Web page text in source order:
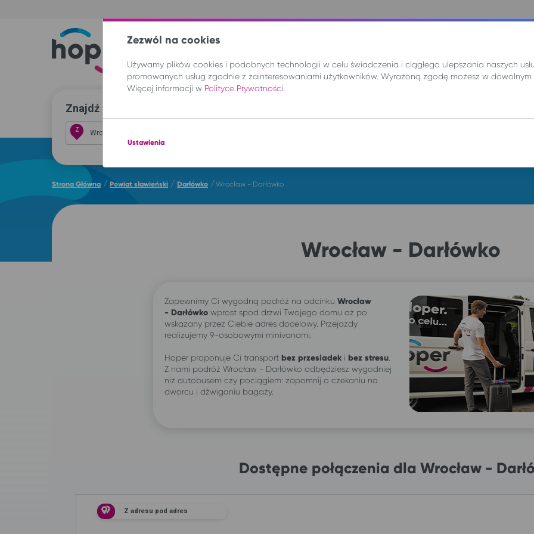
Znajdź przejazd i kup bilet
Z
Strona Główna / Powiat sławieński / Darłówko /Wrocław - Darłówko
Wrocław - Darłówko
Zapewnimy Ci wygodną podróż na odcinku Wrocław
- Darłówko wprost spod drzwi Twojego domu aż po
wskazany przez Ciebie adres docelowy. Przejazdy
realizujemy 9-osobowymi minivanami.
Hoper proponuje Ci transport bez przesiadek i bez stresu
Z nami podróż Wrocław - Darłówko odbędziesz wygodniej
niż autobusem czy pociągiem: zapomnij o czekaniu na
dworcu i dźwiganiu bagaży.
Dostępne połączenia dla Wrocław -
Z adresu pod adres
Zezwól na cookies
Używamy plików cookies i podobnych technologii w celu świadczenia i ciągłego ulepszania naszych
promowanych usług zgodnie z zainteresowaniami użytkowników. Wyrażoną zgodę możesz w
Więcej informacji w Polityce Prywatności
Ustawienia